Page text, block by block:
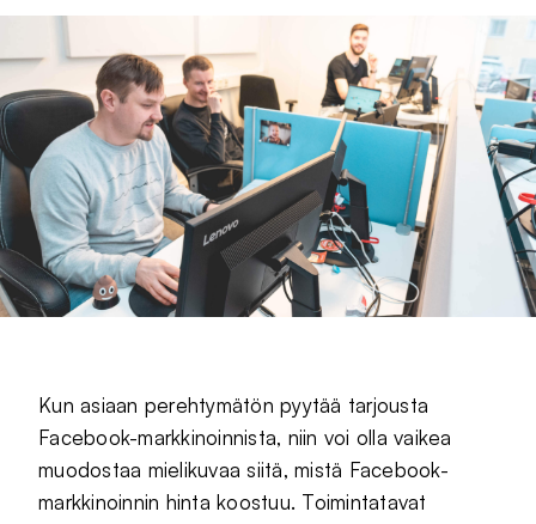
Kun asiaan perehtymätön pyytää tarjousta
Facebook-markkinoinnista, niin voi olla vaikea
muodostaa mielikuvaa siitä, mistä Facebook-
markkinoinnin hinta koostuu. Toimintatavat